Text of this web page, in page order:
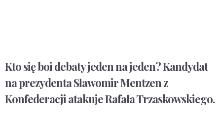
Kto się boi debaty jeden na jeden? Kandydat
na prezydenta Sławomir Mentzen z
Konfederacji atakuje Rafała Trzaskowskiego.